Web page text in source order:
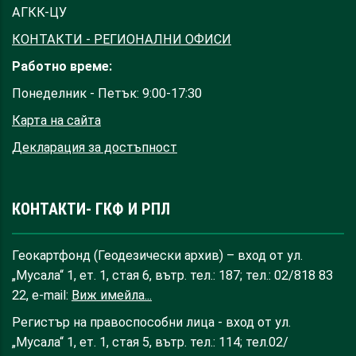
АГКК-ЦУ
КОНТАКТИ - РЕГИОНАЛНИ ОФИСИ
Работно време:
Понеделник - Петък: 9:00-17:30
Карта на сайта
Декларация за достъпност
КОНТАКТИ- ГКФ И РПЛ
Геокартфонд (Геодезически архив) – вход от ул.
„Мусала“ 1, ет. 1, стая 6, вътр. тел.: 187; тел.: 02/818 83
22, e-mail: Виж имейла...
Регистър на правоспособни лица - вход от ул.
„Мусала“ 1, ет. 1, стая 5, вътр. тел.: 114; тел.02/